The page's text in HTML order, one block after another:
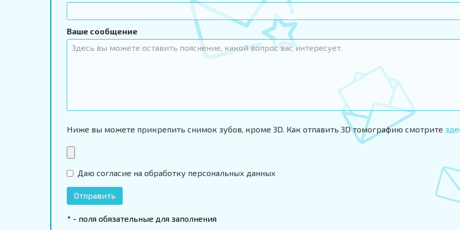
Ваше сообщение
Ниже вы можете прикрепить снимок зубов, кроме 3D. Как отпавить 3D томографию смотрите
Даю согласие на обработку персональных данных
Отправить
* - поля обязательные для заполнения